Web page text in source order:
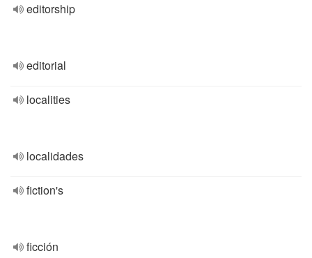
editorship
editorial
localities
localidades
fiction's
ficción